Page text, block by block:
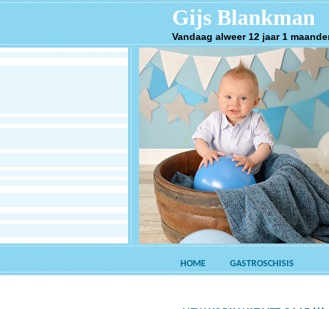
Gijs Blankman
Vandaag alweer 12 jaar 1
HOME GASTROSCHISIS